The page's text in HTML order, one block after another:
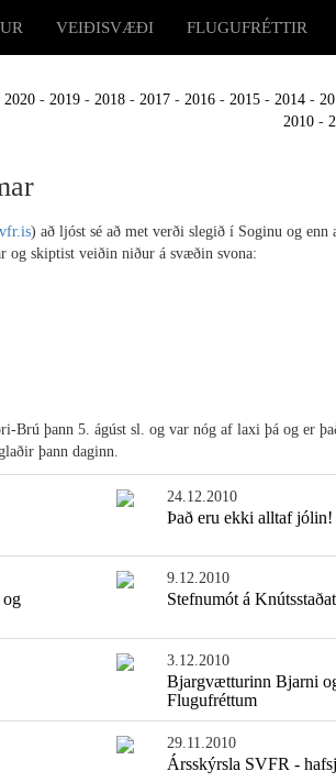
VEIÐISVÆÐI FLUGUFRÉTTIR
2020 - 2019 - 2018 - 2017 - 2016 - 2015 - 2014 -
2010 -
) að ljóst sé að met verði slegið í Soginu og enn
og skiptist veiðin niður á svæðin svona:
Brú þann 5. ágúst sl. og var nóg af laxi þá og er
þann daginn.
24.12.2010
Það eru ekki alltaf jólin!
og
9.12.2010
Stefnumót á
3.12.2010
Bjargvætturinn Bjarni
Flugufréttum
29.11.2010
Ársskýrsla SVFR -
Einfaldasta fiskisúpan